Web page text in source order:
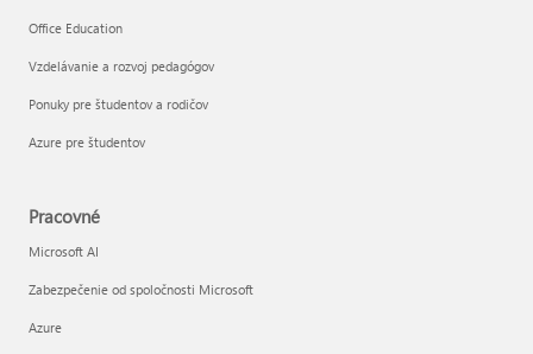
Office Education
Vzdelávanie a rozvoj pedagógov
Ponuky pre študentov a rodičov
Azure pre študentov
Pracovné
Microsoft AI
Zabezpečenie od spoločnosti Microsoft
Azure